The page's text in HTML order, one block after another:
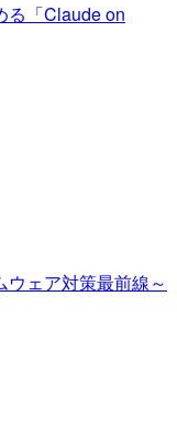
る「Claude on
ウェア対策最前線～